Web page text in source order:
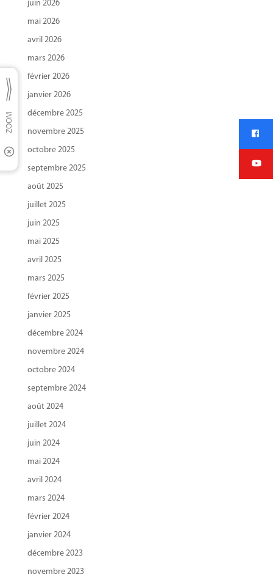
juin 2026
mai 2026
avril 2026
mars 2026
février 2026
janvier 2026
décembre 2025
novembre 2025
octobre 2025
septembre 2025
août 2025
juillet 2025
juin 2025
mai 2025
avril 2025
mars 2025
février 2025
janvier 2025
décembre 2024
novembre 2024
octobre 2024
septembre 2024
août 2024
juillet 2024
juin 2024
mai 2024
avril 2024
mars 2024
février 2024
janvier 2024
décembre 2023
novembre 2023